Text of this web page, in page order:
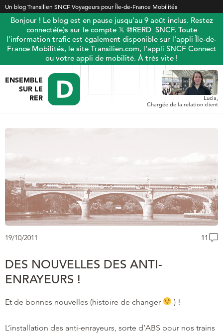
Un blog Transilien SNCF Voyageurs pour Île-de-France Mobilités
Bonjour ! Le blog est en pause jusqu'au 9 août inclus. Restez
connecté(e)s sur le compte 𝕏 @RERD_SNCF. Toute
l'information trafic est également disponible sur l'appli Île-de-
France Mobilités, le site Transilien.com, l'appli SNCF Connect
ou votre appli de mobilité. À très vite !
ENSEMBLE
SUR LE
RER
Lucia,
Chargée de la relation client
19/10/2011 11
DES NOUVELLES DES ANTI-
ENRAYEURS !
Et de bonnes nouvelles (histoire de changer ) !
L’installation des anti-enrayeurs, sorte d’ABS pour nos trains